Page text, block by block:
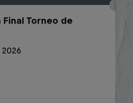
Final Torneo de
2026